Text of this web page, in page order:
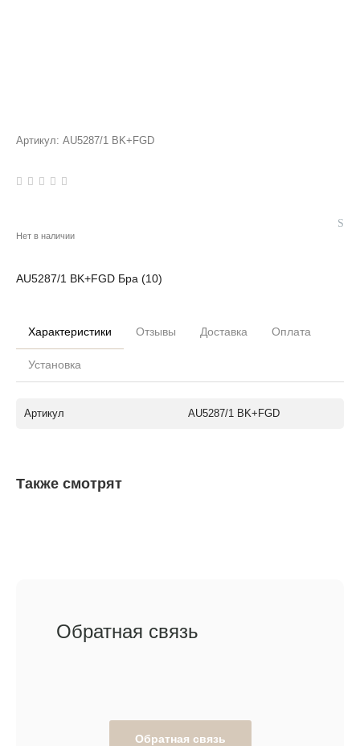
Артикул: AU5287/1 BK+FGD
Нет в наличии
AU5287/1 BK+FGD Бра (10)
Характеристики Отзывы Доставка Оплата
Установка
Артикул AU5287/1 BK+FGD
Также смотрят
Обратная связь
Обратная связь